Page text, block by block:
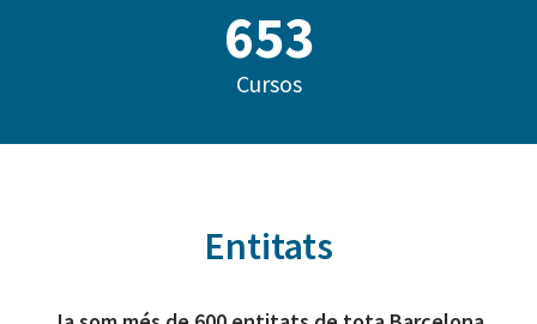
794
Cursos
Entitats